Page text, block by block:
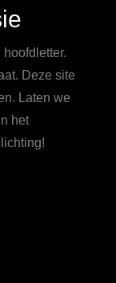
Deze site
Laten we
het